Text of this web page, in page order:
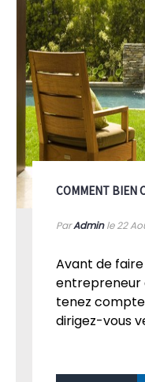
COMMENT BIEN
ParAdminle 22
Avant de
entrepreneur
tenez
dirigez-vous